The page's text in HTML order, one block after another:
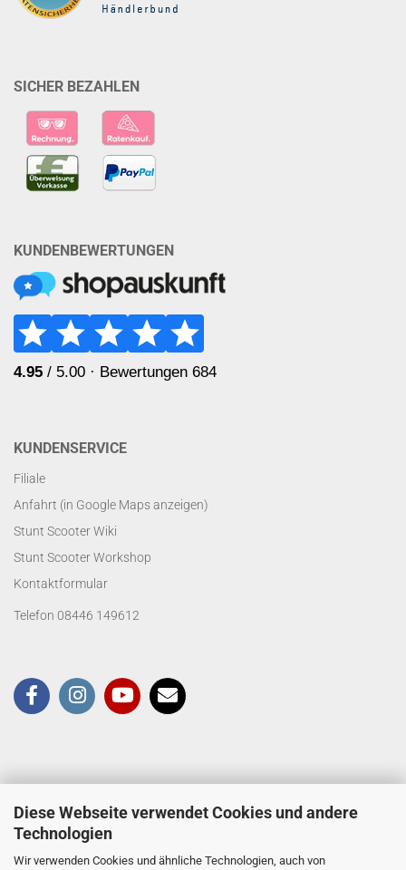
Diese Webseite verwendet Cookies und andere
Technologien
Wir verwenden Cookies und ähnliche Technologien, auch von
SICHER BEZAHLEN
KUNDENBEWERTUNGEN
KUNDENSERVICE
Filiale
Anfahrt (in Google Maps anzeigen)
Stunt Scooter Wiki
Stunt Scooter Workshop
Kontaktformular
Telefon 08446 149612